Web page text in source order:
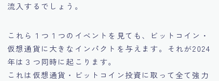
流入するでしょう。
これら１つ１つのイベントを見ても、ビットコイン・
仮想通貨に大きなインパクトを与えます。それが2024
年は３つ同時に起こります。
これは仮想通貨・ビットコイン投資に取って全て強力